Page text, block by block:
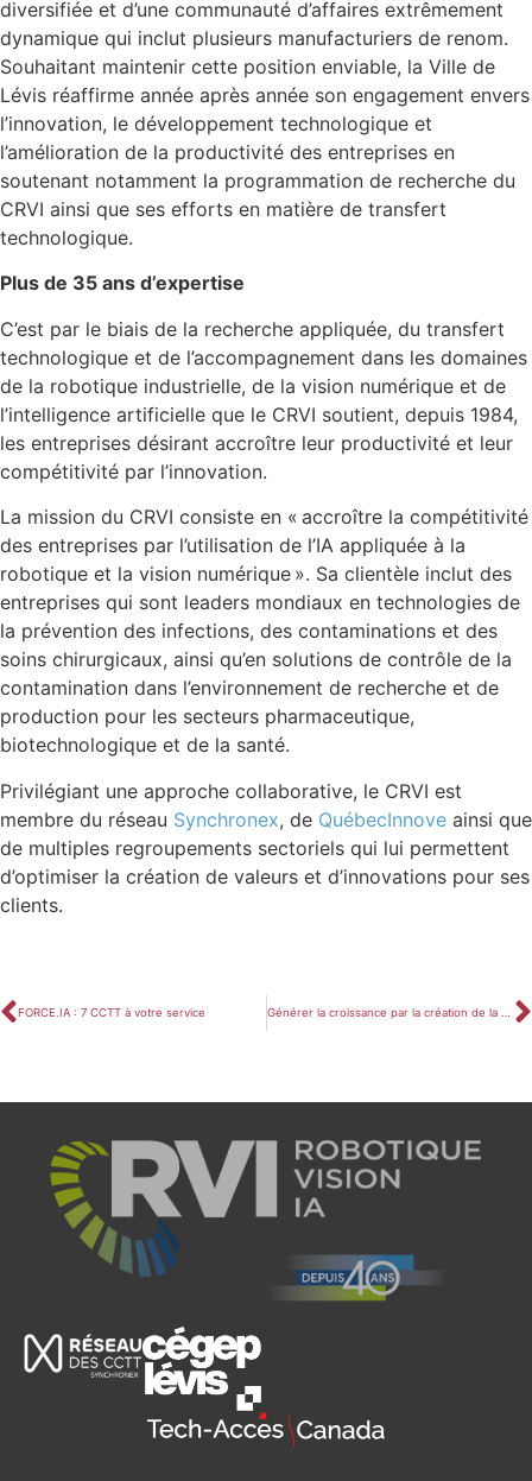
diversifiée et d’une communauté d’affaires extrêmement
dynamique qui inclut plusieurs manufacturiers de renom.
Souhaitant maintenir cette position enviable, la Ville de
Lévis réaffirme année après année son engagement envers
l’innovation, le développement technologique et
l’amélioration de la productivité des entreprises en
soutenant notamment la programmation de recherche du
CRVI ainsi que ses efforts en matière de transfert
technologique.
Plus de 35 ans d’expertise
C’est par le biais de la recherche appliquée, du transfert
technologique et de l’accompagnement dans les domaines
de la robotique industrielle, de la vision numérique et de
l’intelligence artificielle que le CRVI soutient, depuis 1984,
les entreprises désirant accroître leur productivité et leur
compétitivité par l’innovation.
La mission du CRVI consiste en « accroître la compétitivité
des entreprises par l’utilisation de l’IA appliquée à la
robotique et la vision numérique ». Sa clientèle inclut des
entreprises qui sont leaders mondiaux en technologies de
la prévention des infections, des contaminations et des
soins chirurgicaux, ainsi qu’en solutions de contrôle de la
contamination dans l’environnement de recherche et de
production pour les secteurs pharmaceutique,
biotechnologique et de la santé.
Privilégiant une approche collaborative, le CRVI est
membre du réseau Synchronex, de QuébecInnove ainsi que
de multiples regroupements sectoriels qui lui permettent
d’optimiser la création de valeurs et d’innovations pour ses
clients.
FORCE.IA : 7 CCTT à votre service